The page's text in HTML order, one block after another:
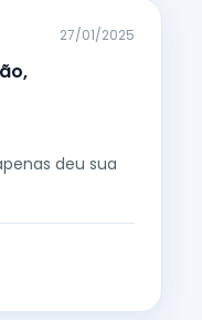
27/01/2025
deu sua